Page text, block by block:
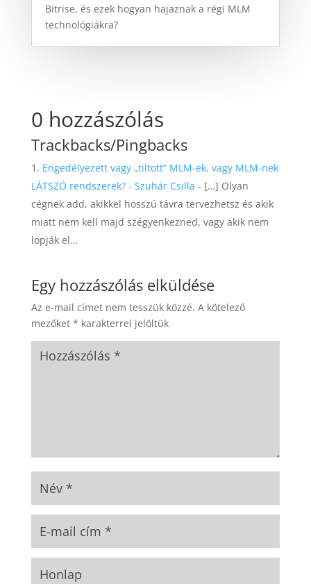
Bitrise, és ezek hogyan hajaznak a régi MLM
technológiákra?
0 hozzászólás
Trackbacks/Pingbacks
Engedélyezett vagy „tiltott” MLM-ek, vagy MLM-nek
LÁTSZÓ rendszerek? - Szuhár Csilla - […] Olyan
cégnek add, akikkel hosszú távra tervezhetsz és akik
miatt nem kell majd szégyenkezned, vagy akik nem
lopják el…
Egy hozzászólás elküldése
Az e-mail címet nem tesszük közzé. A kötelező
mezőket * karakterrel jelöltük